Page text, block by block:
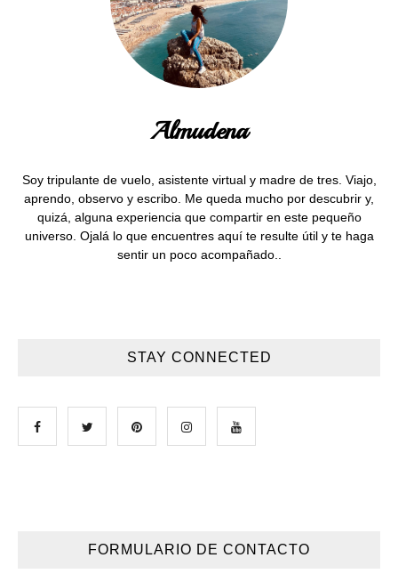
Almudena
Soy tripulante de vuelo, asistente virtual y madre de tres. Viajo,
aprendo, observo y escribo. Me queda mucho por descubrir y,
quizá, alguna experiencia que compartir en este pequeño
universo. Ojalá lo que encuentres aquí te resulte útil y te haga
sentir un poco acompañado..
STAY CONNECTED
FORMULARIO DE CONTACTO